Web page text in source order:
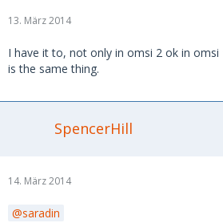
13. März 2014
I have it to, not only in omsi 2 ok in omsi
is the same thing.
SpencerHill
14. März 2014
saradin